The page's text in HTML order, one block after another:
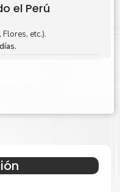
el Perú
etc.).